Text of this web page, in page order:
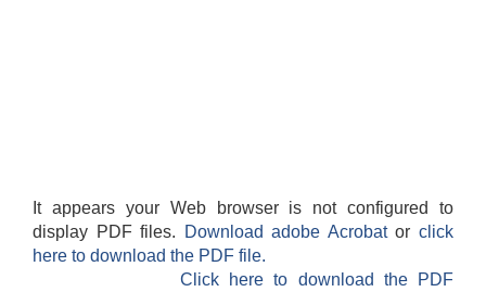
It appears your Web browser is not configured to
display PDF files.
Download adobe Acrobatorclick
here to download the PDF file.
Click here to download the PDF